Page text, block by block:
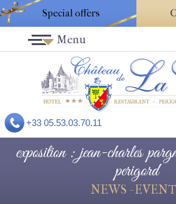
Special offers
+33 05.53.03.70.11
Menu
exposition : jean-charles
perigord
NEWS -